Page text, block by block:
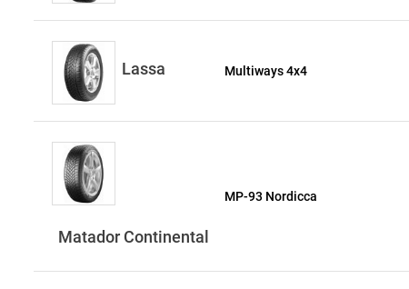
Lassa Multiways 4х4
Matador Continental
MP-93 Nordicca